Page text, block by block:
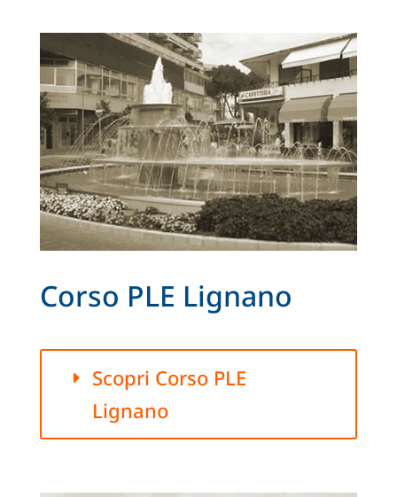
Corso PLE Lignano
Scopri Corso PLE
Lignano